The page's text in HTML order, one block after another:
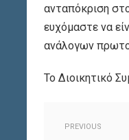
ανταπόκριση
ευχόμαστε να
ανάλογων
Το Διοικητικό
PREVIOUS